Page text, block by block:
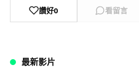
讚好0 看留言
最新影片